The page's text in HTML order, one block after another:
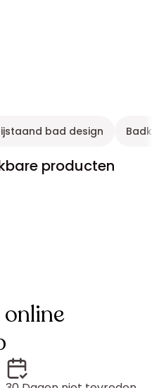
bad design
producten
online